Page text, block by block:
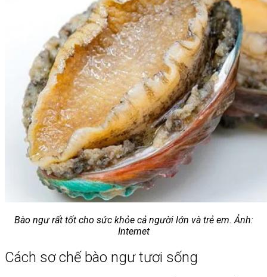
Bào ngư rất tốt cho sức khỏe cả người lớn và trẻ em. Ảnh:
Internet
Cách sơ chế bào ngư tươi sống